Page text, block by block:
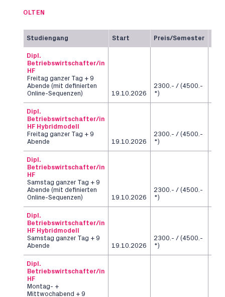
OLTEN
Studiengang Start Preis/Semester
Dipl.
Betriebswirtschafter/in
HF
Freitag ganzer Tag + 9
Abende (mit definierten
Online-Sequenzen)
19.10.2026
2300.- / (4500.-
*)
Dipl.
Betriebswirtschafter/in
HF Hybridmodell
Freitag ganzer Tag + 9
Abende
19.10.2026
2300.- / (4500.-
*)
Dipl.
Betriebswirtschafter/in
HF
Samstag ganzer Tag + 9
Abende (mit definierten
Online-Sequenzen)
19.10.2026
2300.- / (4500.-
*)
Dipl.
Betriebswirtschafter/in
HF Hybridmodell
Samstag ganzer Tag + 9
Abende
19.10.2026
2300.- / (4500.-
*)
Dipl.
Betriebswirtschafter/in
HF
Montag- +
Mittwochabend + 9